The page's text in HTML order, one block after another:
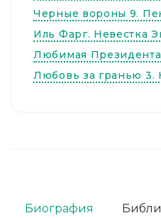
Черные вороны 9.
Иль Фарг. Невестка
Любимая Президента
Любовь за гранью 3.
Биография